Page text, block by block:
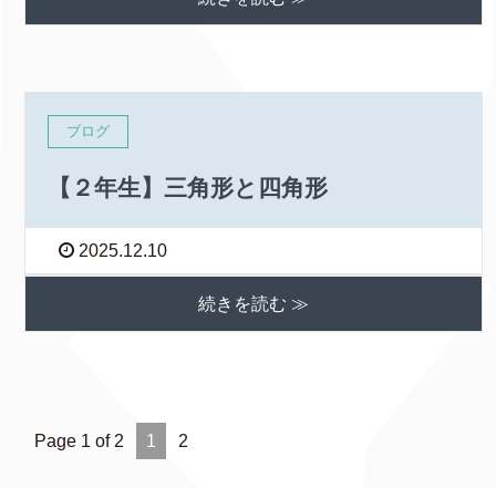
ブログ
【２年生】三角形と四角形
2025.12.10
続きを読む ≫
Page 1 of 2 1 2